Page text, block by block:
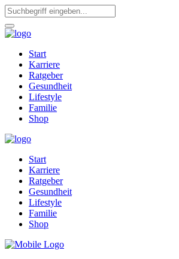
Start
Karriere
Ratgeber
Gesundheit
Lifestyle
Familie
Shop
Start
Karriere
Ratgeber
Gesundheit
Lifestyle
Familie
Shop